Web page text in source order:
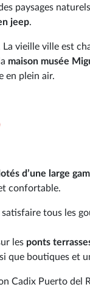
paysages
jeep.
vieille ville est
maison musée
en plein air.
d’une large
confortable.
tous les
les ponts
que boutiques et
Cadix Puerto del